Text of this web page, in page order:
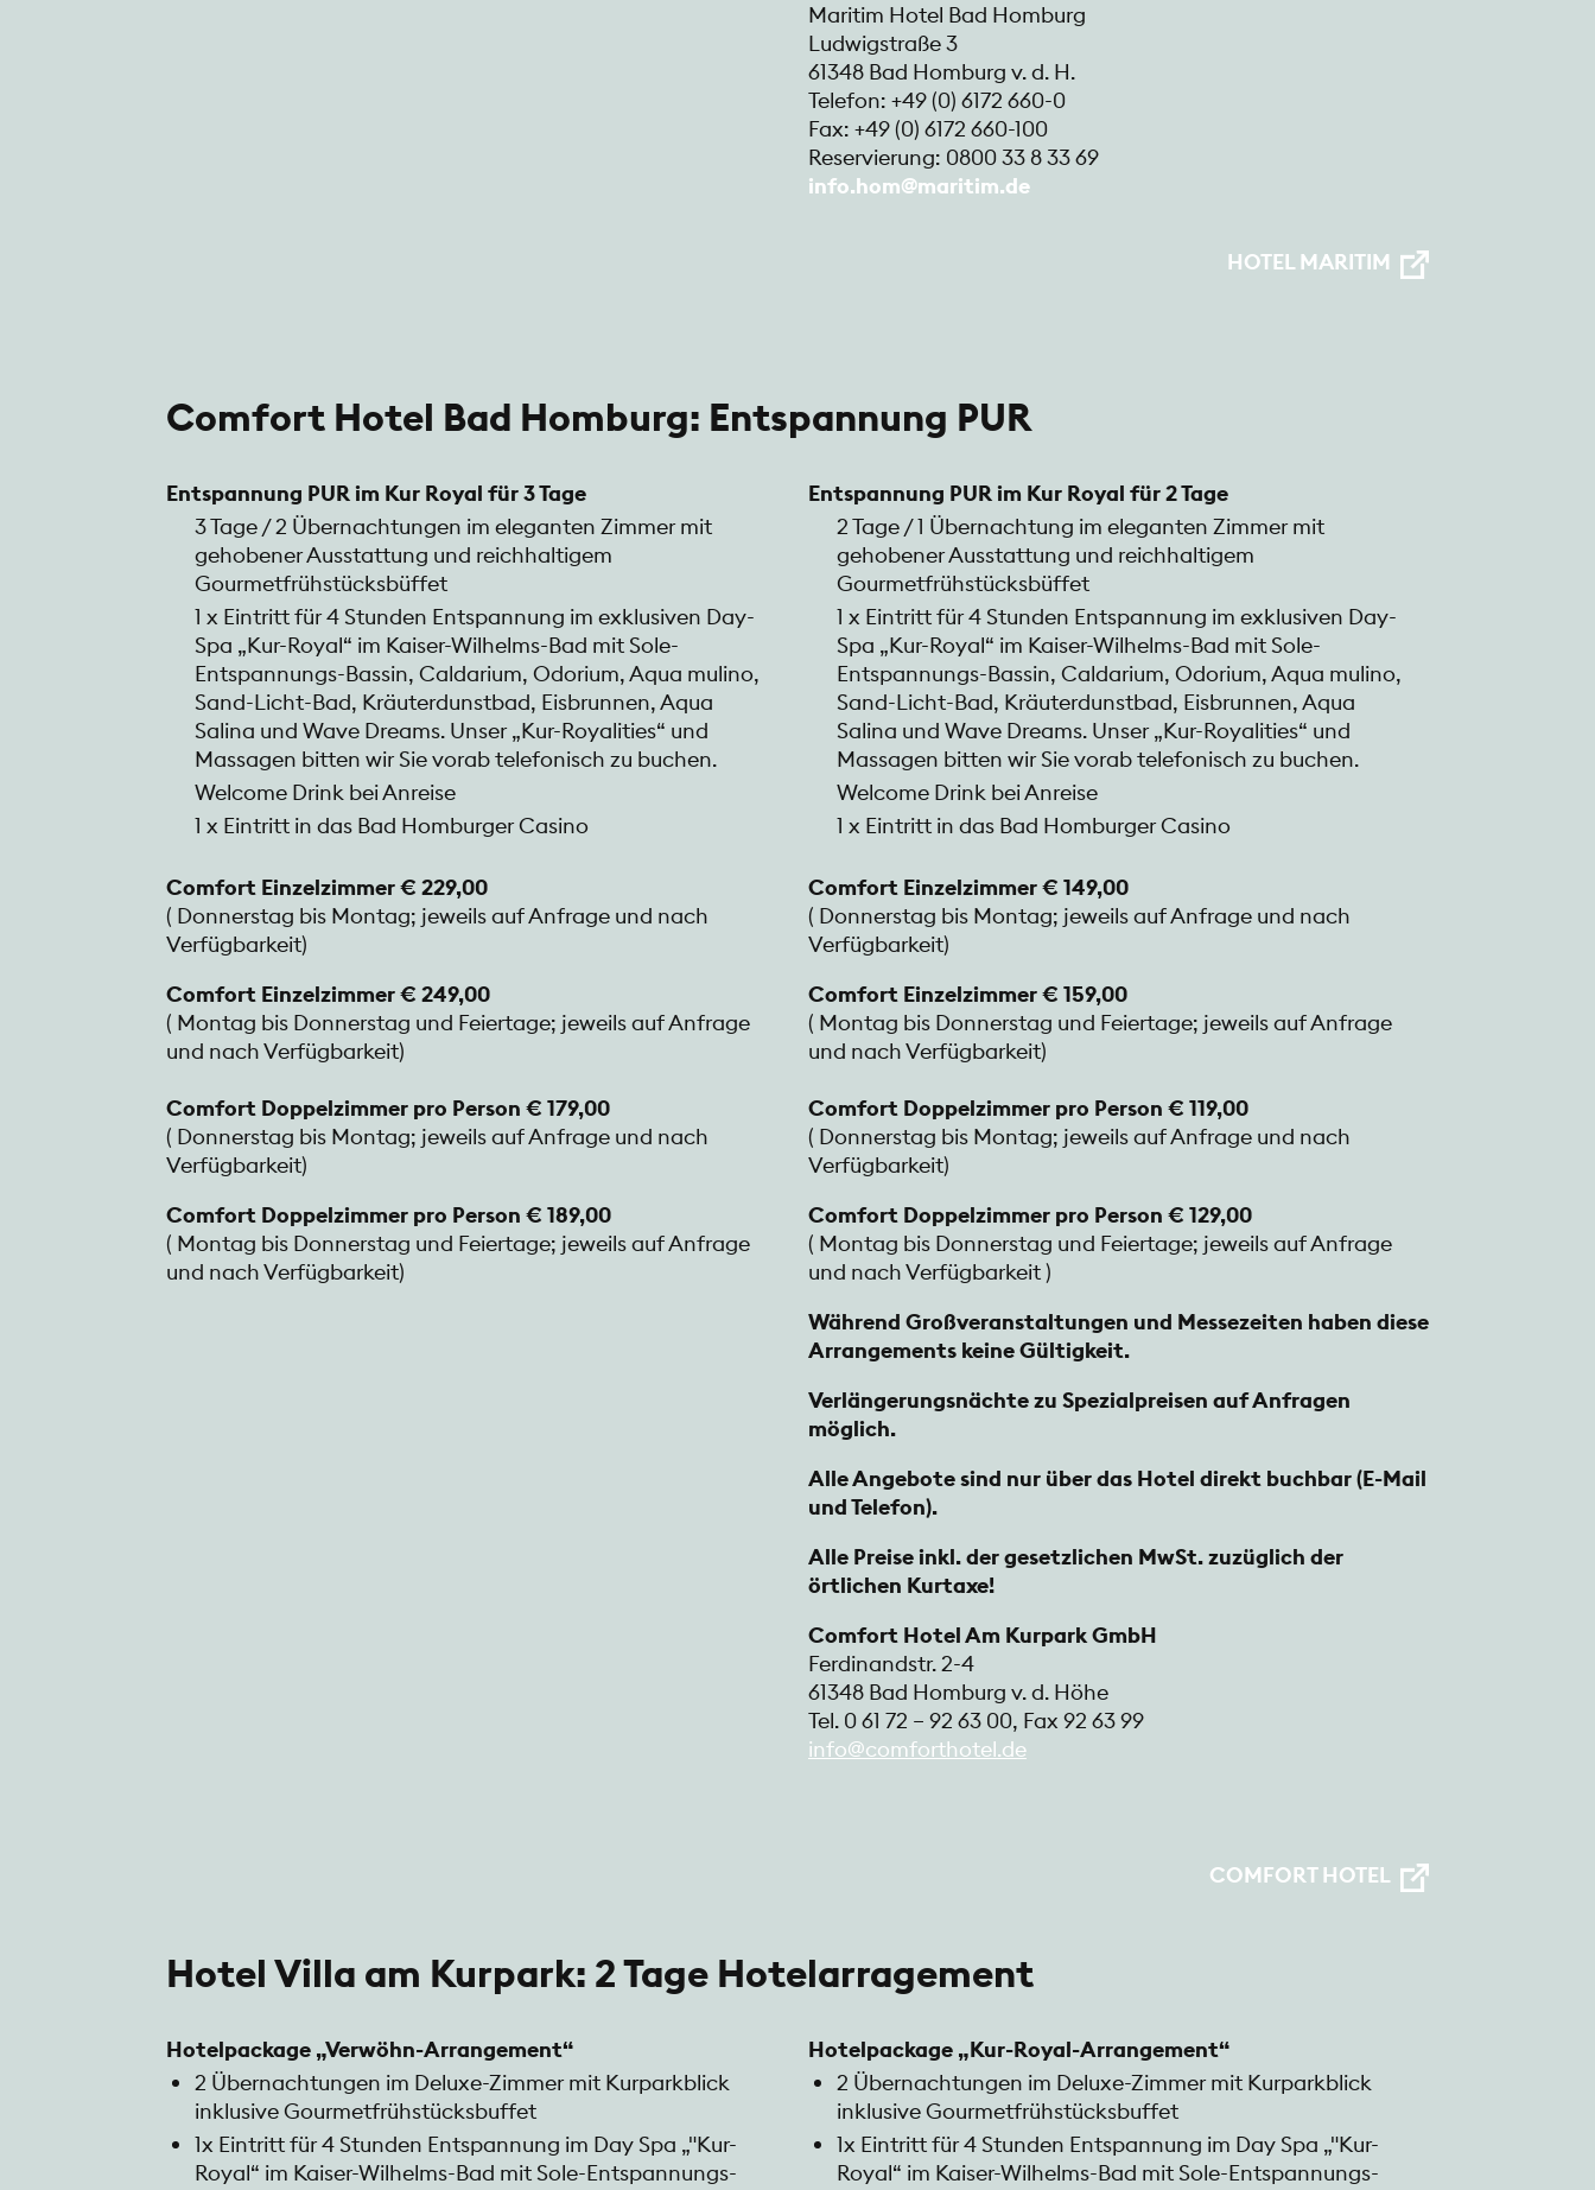
Maritim Hotel Bad Homburg
Ludwigstraße 3
61348 Bad Homburg v. d. H.
Telefon: +49 (0) 6172 660-0
Fax: +49 (0) 6172 660-100
Reservierung: 0800 33 8 33 69
info.hom@maritim.de
HOTEL MARITIM
Comfort Hotel Bad Homburg: Entspannung PUR
Entspannung PUR im Kur Royal für 3 Tage
3 Tage / 2 Übernachtungen im eleganten Zimmer mit
gehobener Ausstattung und reichhaltigem
Gourmetfrühstücksbüffet
1 x Eintritt für 4 Stunden Entspannung im exklusiven Day-
Spa „Kur-Royal“ im Kaiser-Wilhelms-Bad mit Sole-
Entspannungs-Bassin, Caldarium, Odorium, Aqua mulino,
Sand-Licht-Bad, Kräuterdunstbad, Eisbrunnen, Aqua
Salina und Wave Dreams. Unser „Kur-Royalities“ und
Massagen bitten wir Sie vorab telefonisch zu buchen.
Welcome Drink bei Anreise
1 x Eintritt in das Bad Homburger Casino
Comfort Einzelzimmer € 229,00
( Donnerstag bis Montag; jeweils auf Anfrage und nach
Verfügbarkeit)
Comfort Einzelzimmer € 249,00
( Montag bis Donnerstag und Feiertage; jeweils auf Anfrage
und nach Verfügbarkeit)
Comfort Doppelzimmer pro Person € 179,00
( Donnerstag bis Montag; jeweils auf Anfrage und nach
Verfügbarkeit)
Comfort Doppelzimmer pro Person € 189,00
( Montag bis Donnerstag und Feiertage; jeweils auf Anfrage
und nach Verfügbarkeit)
Entspannung PUR im Kur Royal für 2 Tage
2 Tage / 1 Übernachtung im eleganten Zimmer mit
gehobener Ausstattung und reichhaltigem
Gourmetfrühstücksbüffet
1 x Eintritt für 4 Stunden Entspannung im exklusiven Day-
Spa „Kur-Royal“ im Kaiser-Wilhelms-Bad mit Sole-
Entspannungs-Bassin, Caldarium, Odorium, Aqua mulino,
Sand-Licht-Bad, Kräuterdunstbad, Eisbrunnen, Aqua
Salina und Wave Dreams. Unser „Kur-Royalities“ und
Massagen bitten wir Sie vorab telefonisch zu buchen.
Welcome Drink bei Anreise
1 x Eintritt in das Bad Homburger Casino
Comfort Einzelzimmer € 149,00
( Donnerstag bis Montag; jeweils auf Anfrage und nach
Verfügbarkeit)
Comfort Einzelzimmer € 159,00
( Montag bis Donnerstag und Feiertage; jeweils auf Anfrage
und nach Verfügbarkeit)
Comfort Doppelzimmer pro Person € 119,00
( Donnerstag bis Montag; jeweils auf Anfrage und nach
Verfügbarkeit)
Comfort Doppelzimmer pro Person € 129,00
( Montag bis Donnerstag und Feiertage; jeweils auf Anfrage
und nach Verfügbarkeit )
Während Großveranstaltungen und Messezeiten haben diese
Arrangements keine Gültigkeit.
Verlängerungsnächte zu Spezialpreisen auf Anfragen
möglich.
Alle Angebote sind nur über das Hotel direkt buchbar (E-Mail
und Telefon).
Alle Preise inkl. der gesetzlichen MwSt. zuzüglich der
örtlichen Kurtaxe!
Comfort Hotel Am Kurpark GmbH
Ferdinandstr. 2-4
61348 Bad Homburg v. d. Höhe
Tel. 0 61 72 – 92 63 00, Fax 92 63 99
info@comforthotel.de
COMFORT HOTEL
Hotel Villa am Kurpark: 2 Tage Hotelarragement
Hotelpackage „Verwöhn-Arrangement“
2 Übernachtungen im Deluxe-Zimmer mit Kurparkblick
inklusive Gourmetfrühstücksbuffet
1x Eintritt für 4 Stunden Entspannung im Day Spa „"Kur-
Royal“ im Kaiser-Wilhelms-Bad mit Sole-Entspannungs-
Hotelpackage „Kur-Royal-Arrangement“
2 Übernachtungen im Deluxe-Zimmer mit Kurparkblick
inklusive Gourmetfrühstücksbuffet
1x Eintritt für 4 Stunden Entspannung im Day Spa „"Kur-
Royal“ im Kaiser-Wilhelms-Bad mit Sole-Entspannungs-